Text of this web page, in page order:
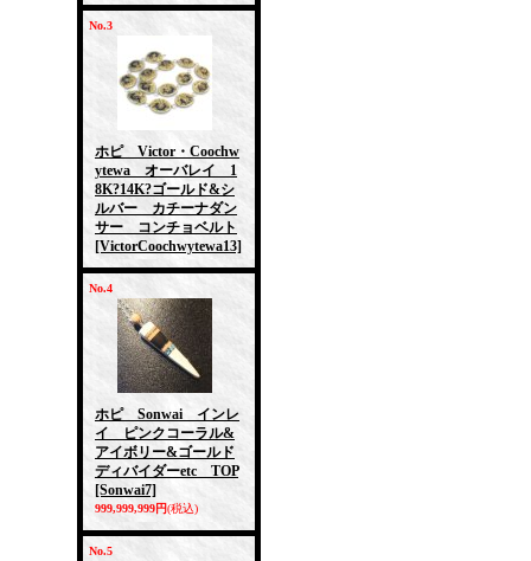
No.3
ホピ Victor・Coochw
ytewa オーバレイ 1
8K?14K?ゴールド&シ
ルバー カチーナダン
サー コンチョベルト
[VictorCoochwytewa13]
No.4
ホピ Sonwai インレ
イ ピンクコーラル&
アイボリー&ゴールド
ディバイダーetc TOP
[Sonwai7]
999,999,999円(税込)
No.5